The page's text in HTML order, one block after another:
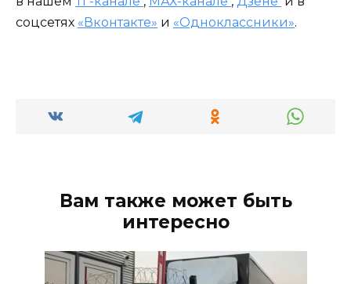
соцсетях «Вконтакте» и «Одноклассники».
Вам также может быть
интересно